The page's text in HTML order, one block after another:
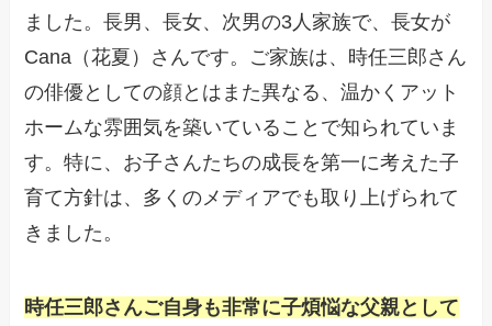
ました。長男、長女、次男の3人家族で、長女が
Cana（花夏）さんです。ご家族は、時任三郎さん
の俳優としての顔とはまた異なる、温かくアット
ホームな雰囲気を築いていることで知られていま
す。特に、お子さんたちの成長を第一に考えた子
育て方針は、多くのメディアでも取り上げられて
きました。
時任三郎さんご自身も非常に子煩悩な父親として